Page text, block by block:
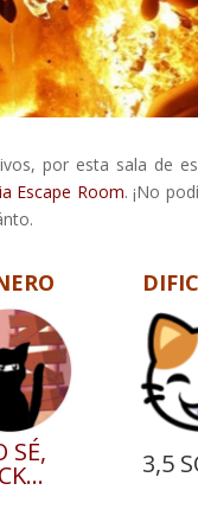
por esta sala de
Escape Room. ¡No
SÉ, 3,5